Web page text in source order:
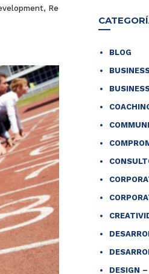
, Recursos Humanos
BLOG
DESIGN